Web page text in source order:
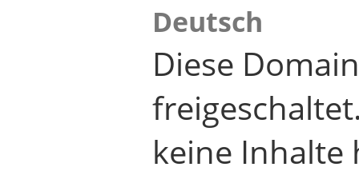
Deutsch
Diese
keine Inhalte